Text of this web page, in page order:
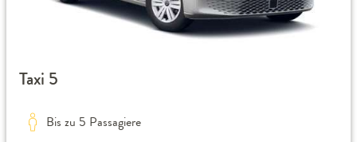
Taxi 5
Bis zu 5 Passagiere